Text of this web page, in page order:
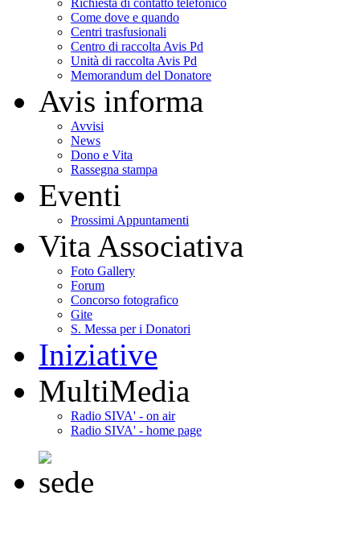
Richiesta di contatto telefonico
Come dove e quando
Centri trasfusionali
Centro di raccolta Avis Pd
Unità di raccolta Avis Pd
Memorandum del Donatore
Avis informa
Avvisi
News
Dono e Vita
Rassegna stampa
Eventi
Prossimi Appuntamenti
Vita Associativa
Foto Gallery
Forum
Concorso fotografico
Gite
S. Messa per i Donatori
Iniziative
MultiMedia
Radio SIVA' - on air
Radio SIVA' - home page